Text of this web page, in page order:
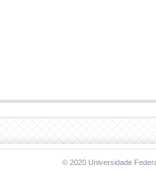
© 2020 Universidade